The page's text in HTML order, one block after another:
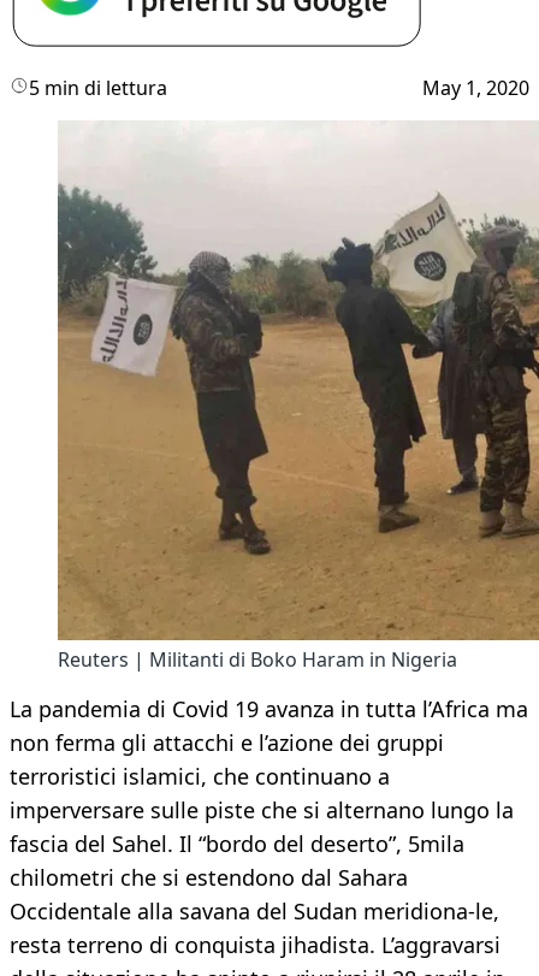
5 min di lettura May 1, 2020
Reuters | Militanti di Boko Haram in Nigeria
La pandemia di Covid 19 avanza in tutta l’Africa ma
non ferma gli attacchi e l’azione dei gruppi
terroristici islamici, che continuano a
imperversare sulle piste che si alternano lungo la
fascia del Sahel. Il “bordo del deserto”, 5mila
chilometri che si estendono dal Sahara
Occidentale alla savana del Sudan meridiona-le,
resta terreno di conquista jihadista. L’aggravarsi